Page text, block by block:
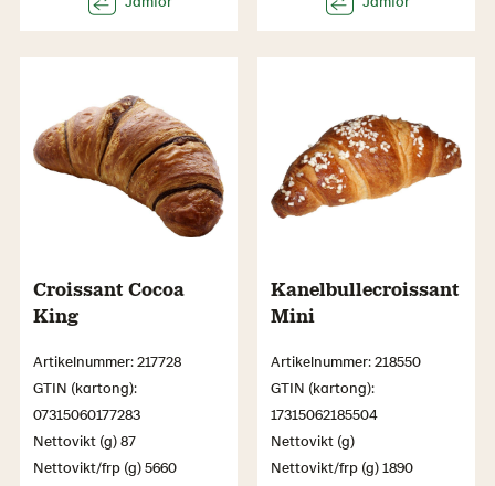
Croissant Cocoa
King
Artikelnummer: 217728
GTIN (kartong):
07315060177283
Nettovikt (g) 87
Nettovikt/frp (g) 5660
Kanelbullecroissant
Mini
Artikelnummer: 218550
GTIN (kartong):
17315062185504
Nettovikt (g)
Nettovikt/frp (g) 1890